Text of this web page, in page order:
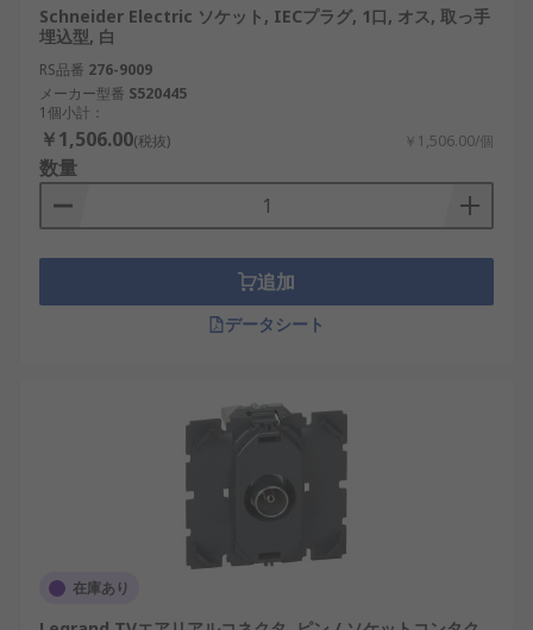
Schneider Electric ソケット, IECプラグ, 1口, オス, 取っ手
埋込型, 白
RS品番 276-9009
メーカー型番 S520445
1個小計：
￥1,506.00(税抜) ￥1,506.00/個
数量
追加
データシート
在庫あり